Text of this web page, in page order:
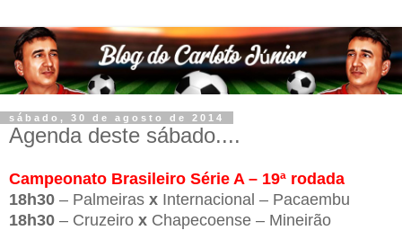
sábado, 30 de agosto de 2014
Agenda deste sábado....
Campeonato Brasileiro Série A – 19ª rodada
18h30 – Palmeiras x Internacional – Pacaembu
18h30 – Cruzeiro x Chapecoense – Mineirão